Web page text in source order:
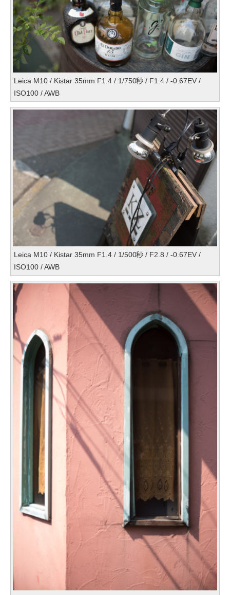
Leica M10 / Kistar 35mm F1.4 / 1/750秒 / F1.4 / -0.67EV /
ISO100 / AWB
Leica M10 / Kistar 35mm F1.4 / 1/500秒 / F2.8 / -0.67EV /
ISO100 / AWB